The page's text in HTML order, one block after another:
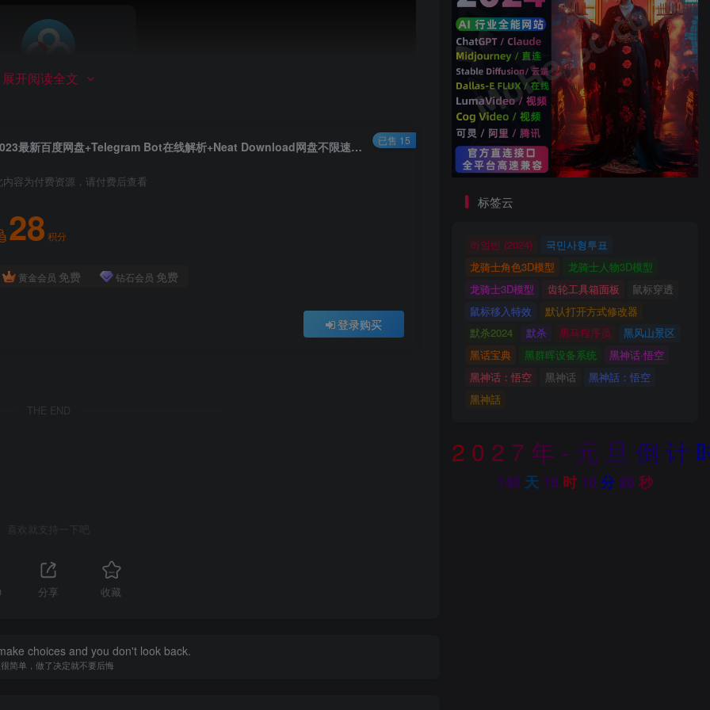
展开阅读全文
2023最新百度网盘+Telegram Bot在线解析+Neat Download网盘不限速下载，亲测下载速度110M/s以上，轻松能够拉满你的宽带
内容为付费资源，请付费后查看
28 积分
黄金会员 免费 钻石会员 免费
登录购买
已售 15
THE END
喜欢就支持一下吧
分享 收藏
choices and you don't look back.
简单，做了决定就不要后悔
标签云
하얼빈 (2024)
국민사형투표
龙骑士角色3D模型
龙骑士人物3D模型
龙骑士3D模型
齿轮工具箱面板
鼠标穿透
鼠标移入特效
默认打开方式修改器
默杀2024
默杀 黑马程序员
黑风山景区
黑话宝典
黑群晖设备系统
黑神话·悟空
黑神话：悟空
黑神话
黑神話：悟空
黑神話
2 0 2 7 年 - 元 旦 倒 计
145 天 19 时 10 分 18 秒